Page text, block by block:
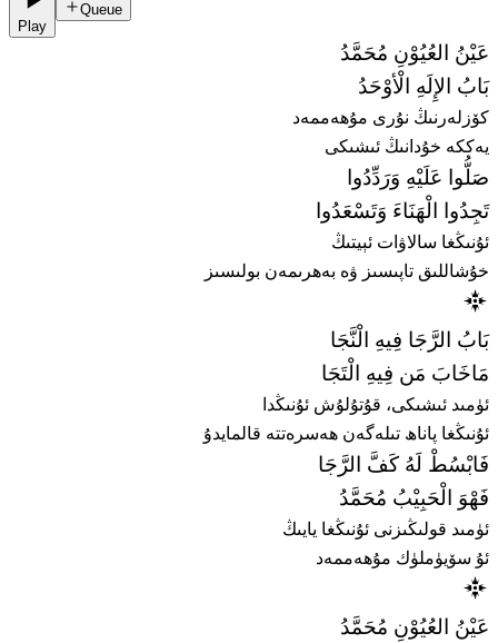
Play
Queue
عَيْنُ العُيُوْنِ مُحَمَّدُ
بَابُ الإِلَهِ الْأوْحَدُ
كۆزلەرنىڭ نۇرى مۇھەممەد
يەككە خۇدانىڭ ئىشىكى
صَلُّوا عَلَيْهِ وَرَدِّدُوا
تَجِدُوا الْهَنَاءَ وَتَسْعَدُوا
ئۇنىڭغا سالاۋات ئېيتىڭ
خۇشاللىق تاپىسىز ۋە بەھرىمەن بولىسىز
بَابُ الرَّجَا فِيهِ الْنَّجَا
مَاخَابَ مَن فِيهِ الْتَجَا
ئۈمىد ئىشىكى، قۇتۇلۇش ئۇنىڭدا
ئۇنىڭغا پاناھ تىلەگەن ھەسرەتتە قالمايدۇ
فَابْسُطْ لَهُ كَفَّ الرَّجَا
فَهْوَ الْحَبِيْبُ مُحَمَّدُ
ئۈمىد قولىڭىزنى ئۇنىڭغا يايىڭ
ئۇ سۆيۈملۈك مۇھەممەد
عَيْنُ العُيُوْنِ مُحَمَّدُ